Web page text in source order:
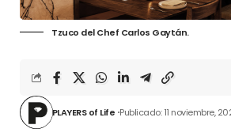
Tzuco del Chef Carlos Gaytán.
PLAYERS of Life Publicado: 11 noviembre,